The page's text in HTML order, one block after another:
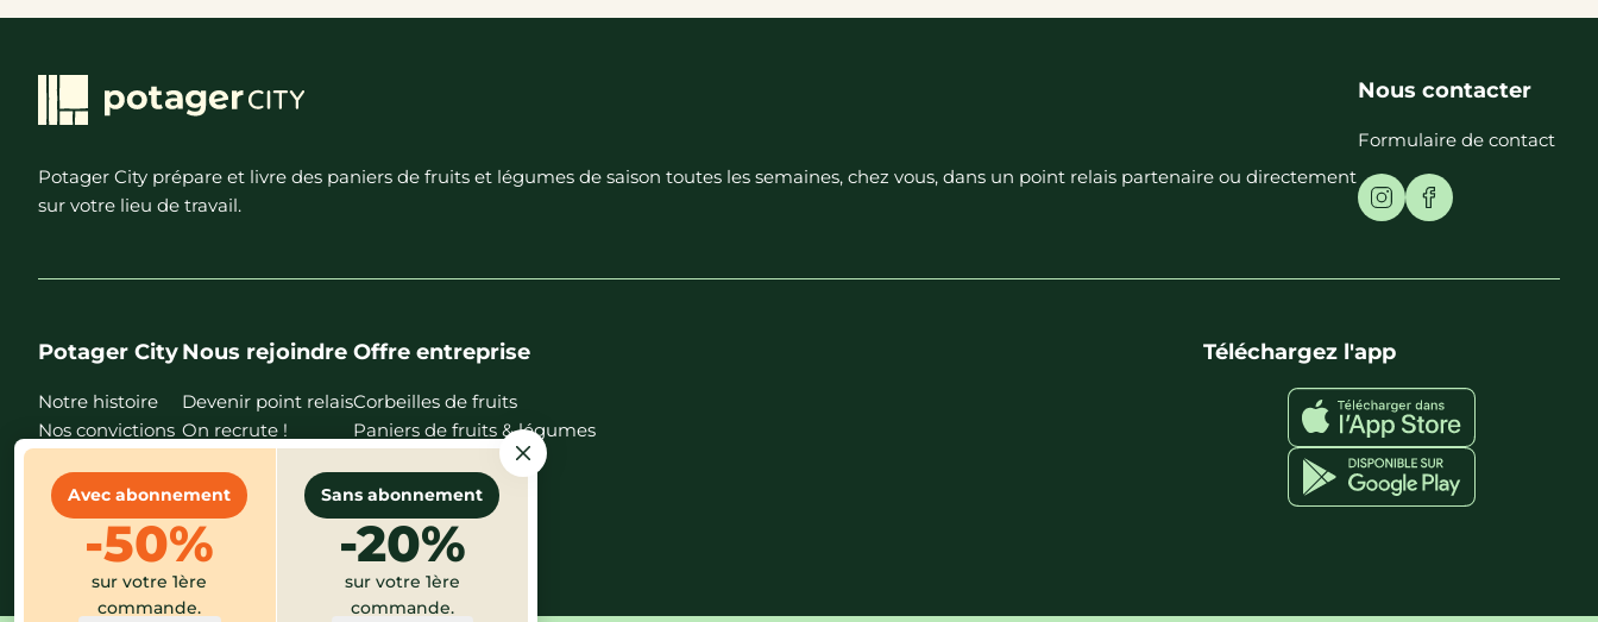
Avec abonnement
-50%
sur votre 1ère
commande.
Sans abonnement
-20%
sur votre 1ère
commande.
Potager City prépare et livre des paniers de fruits et légumes de saison toutes les semaines, chez vous, dans un point relais partenaire ou directement
sur votre lieu de travail.
Nous contacter
Formulaire de contact
Potager City
Notre histoire
Nos convictions
Nos magasins
Nos recettes
Nous rejoindre
Devenir point relais
On recrute !
Offre entreprise
Corbeilles de fruits
Paniers de fruits & légumes
Téléchargez l'app